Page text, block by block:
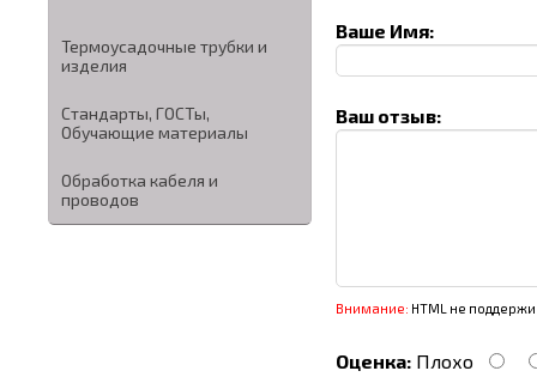
Термоусадочные трубки и
изделия
Стандарты, ГОСТы,
Обучающие материалы
Обработка кабеля и
проводов
Ваше Имя:
Ваш отзыв:
Внимание: HTML не
Оценка: Плохо